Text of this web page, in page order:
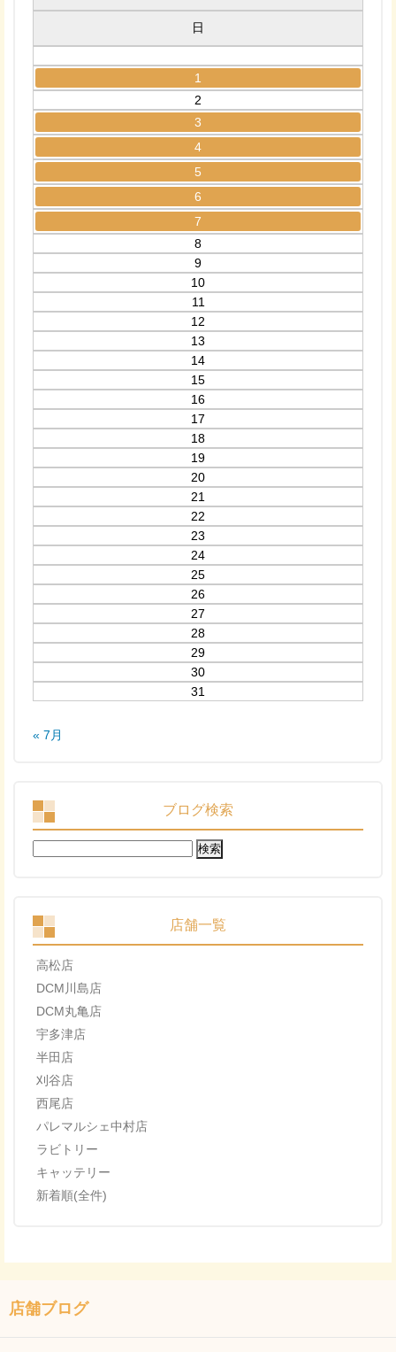
日
1
2
3
4
5
6
7
8
9
10
11
12
13
14
15
16
17
18
19
20
21
22
23
24
25
26
27
28
29
30
31
« 7月
ブログ検索
検
索:
店舗一覧
高松店
DCM川島店
DCM丸亀店
宇多津店
半田店
刈谷店
西尾店
パレマルシェ中村店
ラビトリー
キャッテリー
新着順(全件)
店舗ブログ